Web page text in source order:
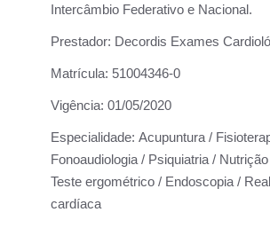
Intercâmbio Federativo e Nacional.
Prestador: Decordis Exames
Matrícula: 51004346-0
Vigência: 01/05/2020
Especialidade: Acupuntura /
Fonoaudiologia / Psiquiatria /
Teste ergométrico / Endoscopia /
cardíaca